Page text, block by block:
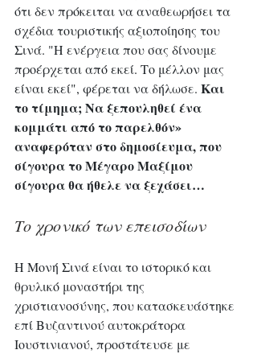
ότι δεν πρόκειται να αναθεωρήσει τα
σχέδια τουριστικής αξιοποίησης του
Σινά. "Η ενέργεια που σας δίνουμε
προέρχεται από εκεί. Το μέλλον μας
είναι εκεί", φέρεται να δήλωσε. Και
το τίμημα; Να ξεπουληθεί ένα
κομμάτι από το παρελθόν»
αναφερόταν στο δημοσίευμα, που
σίγουρα το Μέγαρο Μαξίμου
σίγουρα θα ήθελε να ξεχάσει…
Το χρονικό των επεισοδίων
Η Μονή Σινά είναι το ιστορικό και
θρυλικό μοναστήρι της
χριστιανοσύνης, που κατασκευάστηκε
επί Βυζαντινού αυτοκράτορα
Ιουστινιανού, προστάτευσε με